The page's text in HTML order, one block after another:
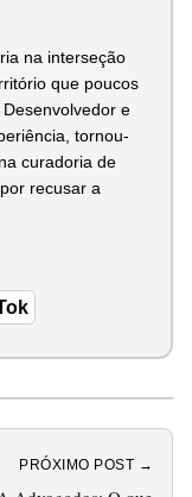
na interseção
que poucos
e
tornou-
curadoria de
recusar a
PRÓXIMO POST →